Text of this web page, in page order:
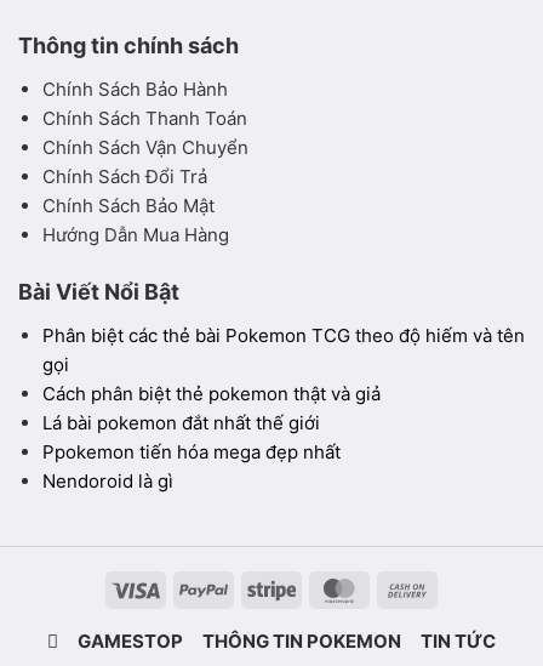
Thông tin chính sách
Chính Sách Bảo Hành
Chính Sách Thanh Toán
Chính Sách Vận Chuyển
Chính Sách Đổi Trả
Chính Sách Bảo Mật
Hướng Dẫn Mua Hàng
Bài Viết Nổi Bật
Phân biệt các thẻ bài Pokemon TCG theo độ hiếm và tên
gọi
Cách phân biệt thẻ pokemon thật và giả
Lá bài pokemon đắt nhất thế giới
Ppokemon tiến hóa mega đẹp nhất
Nendoroid là gì
Visa PayPal Stripe MasterCard
Delivery
GAMESTOP THÔNG TIN POKEMON TIN TỨC